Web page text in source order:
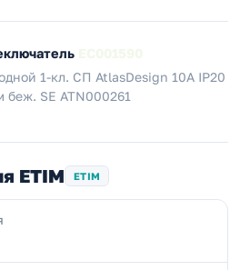
1-кл. СП AtlasDesign 10А IP20
беж. SE ATN000261
ETIM ETIM